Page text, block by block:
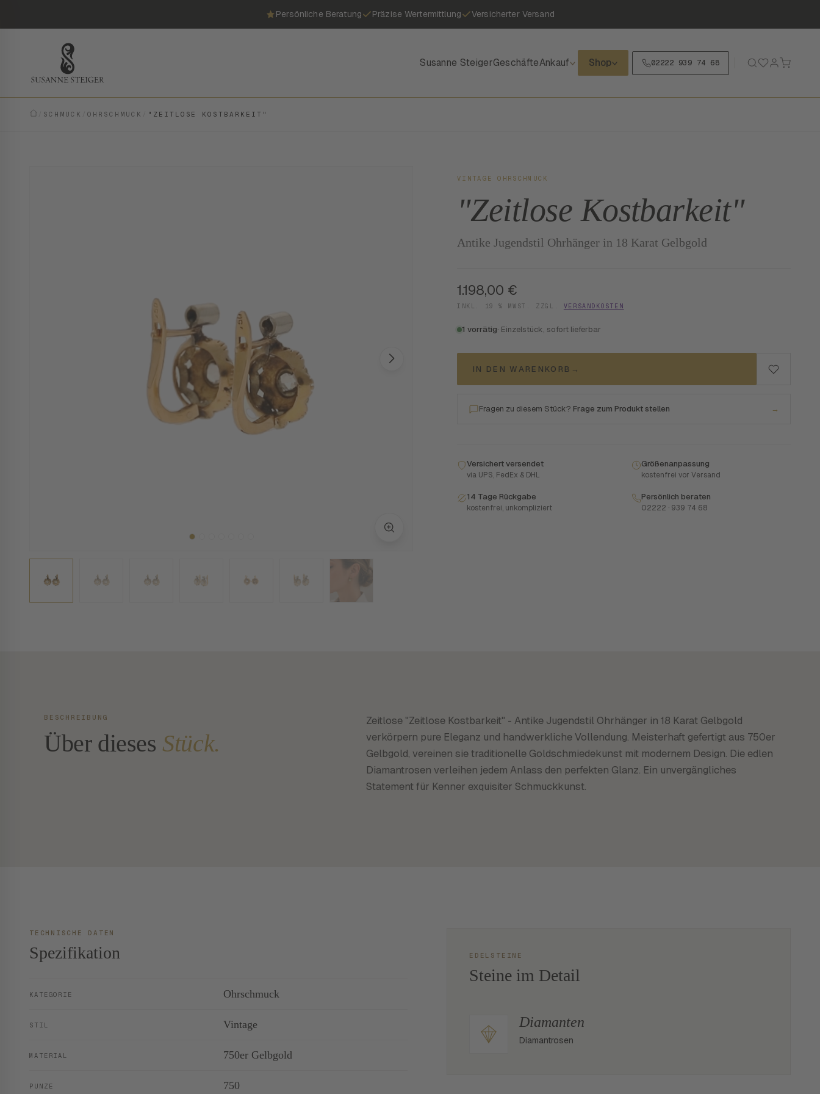
Persönliche Beratung Präzise Wertermittlung Versicherter Versand
Susanne SteigerGeschäfteAnkauf Shop 02222 939 74 68
SCHMUCK OHRSCHMUCK "ZEITLOSE KOSTBARKEIT"
VINTAGE OHRSCHMUCK
"Zeitlose Kostbarkeit"
Antike Jugendstil Ohrhänger in 18 Karat Gelbgold
1.198,00 €
INKL. 19 % MWST. ZZGL. VERSANDKOSTEN
1 vorrätig· Einzelstück, sofort lieferbar
IN DEN WARENKORB →
Fragen zu diesem Stück? Frage zum Produkt stellen →
Versichert versendet
via UPS, FedEx & DHL
Größenanpassung
kostenfrei vor Versand
14 Tage Rückgabe
kostenfrei, unkompliziert
Persönlich beraten
02222 · 939 74 68
BESCHREIBUNG
Über dieses Stück.
Zeitlose "Zeitlose Kostbarkeit" - Antike Jugendstil Ohrhänger in 18 Karat Gelbgold
verkörpern pure Eleganz und handwerkliche Vollendung. Meisterhaft gefertigt aus 750er
Gelbgold, vereinen sie traditionelle Goldschmiedekunst mit modernem Design. Die edlen
Diamantrosen verleihen jedem Anlass den perfekten Glanz. Ein unvergängliches
Statement für Kenner exquisiter Schmuckkunst.
TECHNISCHE DATEN
Spezifikation
KATEGORIE Ohrschmuck
STIL Vintage
MATERIAL 750er Gelbgold
PUNZE 750
EDELSTEINE
Steine im Detail
Diamanten
Diamantrosen